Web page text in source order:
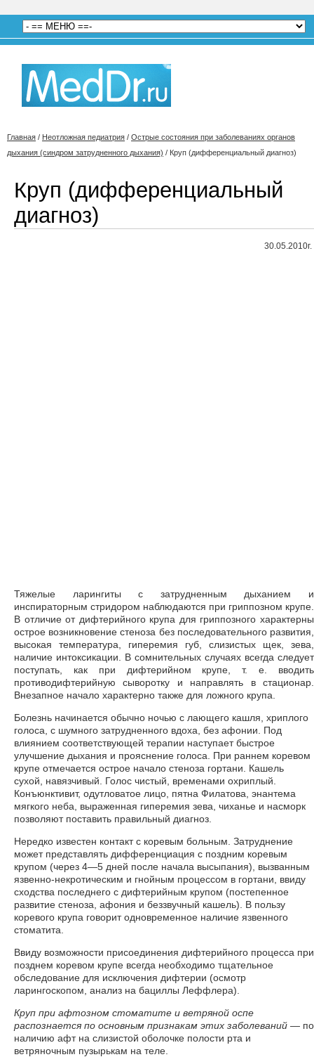
Главная / Неотложная педиатрия / Острые состояния при заболеваниях органов
дыхания (синдром затрудненного дыхания) / Круп (дифференциальный диагноз)
Круп (дифференциальный
диагноз)
30.05.2010г.
Тяжелые ларингиты с затрудненным дыханием и
инспираторным стридором наблюдаются при гриппозном крупе.
В отличие от дифтерийного крупа для гриппозного характерны
острое возникновение стеноза без последовательного развития,
высокая температура, гиперемия губ, слизистых щек, зева,
наличие интоксикации. В сомнительных случаях всегда следует
поступать, как при дифтерийном крупе, т. е. вводить
противодифтерийную сыворотку и направлять в стационар.
Внезапное начало характерно также для ложного крупа.
Болезнь начинается обычно ночью с лающего кашля, хриплого
голоса, с шумного затрудненного вдоха, без афонии. Под
влиянием соответствующей терапии наступает быстрое
улучшение дыхания и прояснение голоса. При раннем коревом
крупе отмечается острое начало стеноза гортани. Кашель
сухой, навязчивый. Голос чистый, временами охриплый.
Конъюнктивит, одутловатое лицо, пятна Филатова, энантема
мягкого неба, выраженная гиперемия зева, чиханье и насморк
позволяют поставить правильный диагноз.
Нередко известен контакт с коревым больным. Затруднение
может представлять дифференциация с поздним коревым
крупом (через 4—5 дней после начала высыпания), вызванным
язвенно-некротическим и гнойным процессом в гортани, ввиду
сходства последнего с дифтерийным крупом (постепенное
развитие стеноза, афония и беззвучный кашель). В пользу
коревого крупа говорит одновременное наличие язвенного
стоматита.
Ввиду возможности присоединения дифтерийного процесса при
позднем коревом крупе всегда необходимо тщательное
обследование для исключения дифтерии (осмотр
ларингоскопом, анализ на бациллы Леффлера).
Круп при афтозном стоматите и ветряной оспе
распознается по основным признакам этих заболеваний — по
наличию афт на слизистой оболочке полости рта и
ветряночным пузырькам на теле.